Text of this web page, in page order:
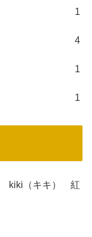
1
4
1
1
kiki（キキ） 紅